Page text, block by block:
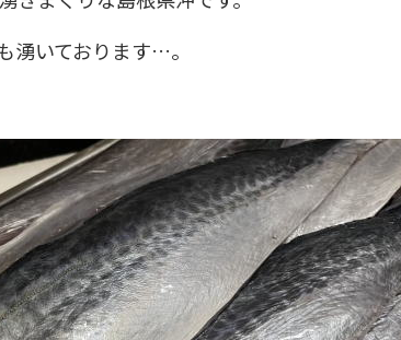
湧いております…。